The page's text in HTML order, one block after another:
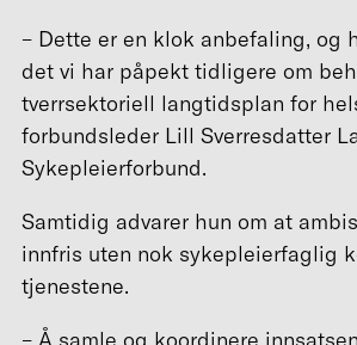
– Dette er en klok anbefaling, og
det vi har påpekt tidligere om
tverrsektoriell langtidsplan for
forbundsleder Lill Sverresdatter
Sykepleierforbund.
Samtidig advarer hun om at
innfris uten nok sykepleierfaglig
tjenestene.